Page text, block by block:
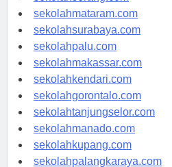
sekolahserang.com
sekolahmataram.com
sekolahsurabaya.com
sekolahpalu.com
sekolahmakassar.com
sekolahkendari.com
sekolahgorontalo.com
sekolahtanjungselor.com
sekolahmanado.com
sekolahkupang.com